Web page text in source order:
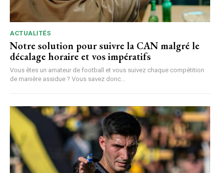
ACTUALITÉS
Notre solution pour suivre la CAN malgré le
décalage horaire et vos impératifs
Vous êtes un amateur de football et vous suivez chaque compétition
de manière assidue ? Vous savez donc...